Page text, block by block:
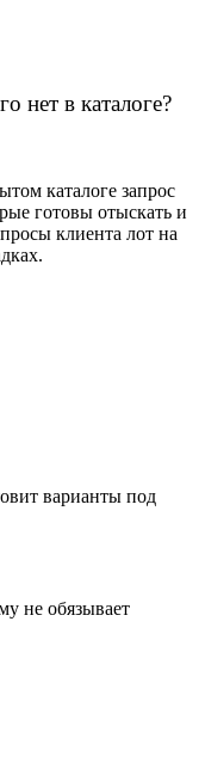
нет в каталоге?
каталоге запрос
готовы отыскать и
клиента лот на
варианты под
не обязывает